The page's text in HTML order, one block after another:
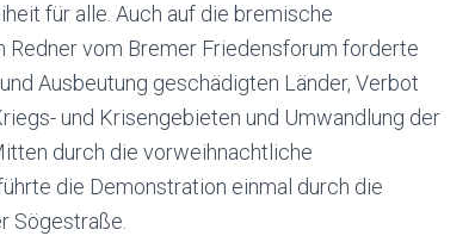
für alle. Auch auf die bremische
Redner vom Bremer Friedensforum forderte
Ausbeutung geschädigten Länder, Verbot
und Krisengebieten und Umwandlung der
durch die vorweihnachtliche
die Demonstration einmal durch die
Sögestraße.